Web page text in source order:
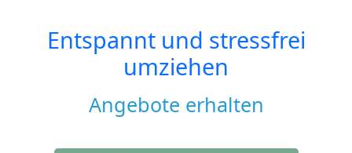
Entspannt und stressfrei
umziehen
Angebote erhalten